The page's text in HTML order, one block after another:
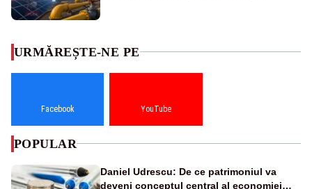
URMĂREȘTE-NE PE
Facebook YouTube
POPULAR
Daniel Udrescu: De ce patrimoniul va
deveni conceptul central al economiei